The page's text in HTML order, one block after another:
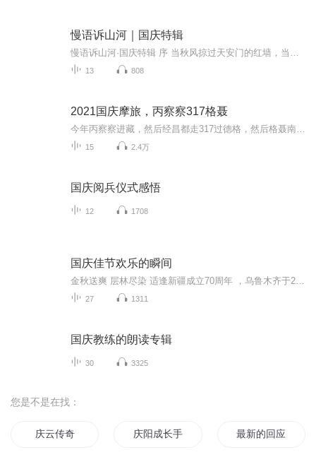
慢语诉山河｜国庆特辑
13 808
2021国庆摩旅，丙察察317格聂
15 2.4万
国庆阅兵仪式感悟
12 1708
国庆佳节欢乐的瞬间
27 1311
国庆教练的朗读专辑
30 3325
您是不是在找：
庆云传奇 庆阳成长手札 最新的回应